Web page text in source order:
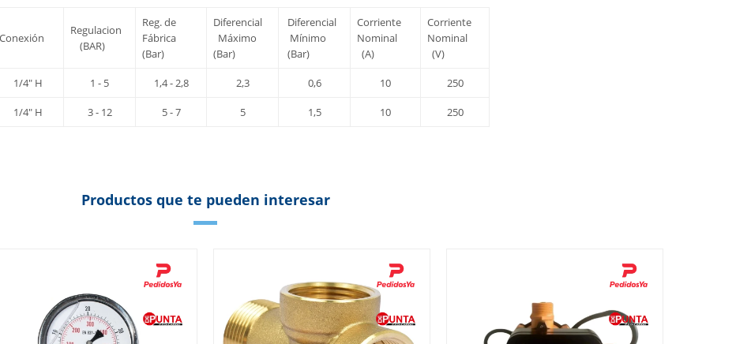
Conexión
Regulacion
(BAR)
Reg. de
Fábrica
(Bar)
Diferencial
Máximo
(Bar)
Diferencial
Mínimo
(Bar)
Corriente
Nominal
(A)
Corriente
Nominal
(V)
1/4" H 1 - 5 1,4 - 2,8 2,3 0,6 10 250
1/4" H 3 - 12 5 - 7 5 1,5 10 250
Productos que te pueden interesar